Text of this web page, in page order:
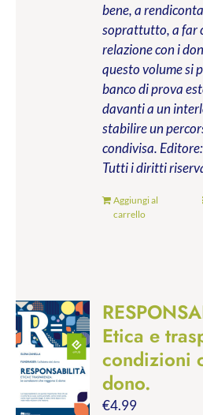
bene, a
soprattutto, a far
relazione con i
questo volume si
banco di prova
davanti a un
stabilire un
condivisa.
Tutti i diritti
Aggiungi al
carrello
Etica e
condizioni
dono.
€4.99